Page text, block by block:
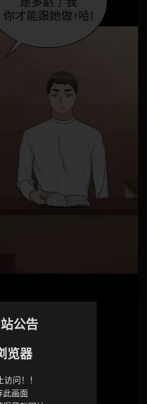
公告
览器
问！！
此画面